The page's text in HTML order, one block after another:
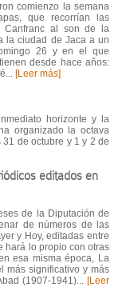
comienzo la semana
que recorrían las
Canfranc al son de la
la ciudad de Jaca a un
26 y en el que
desde hace años:
[Leer más]
horizonte y la
organizado la octava
de octubre y 1 y 2 de
editados en
de la Diputación de
de números de las
y Hoy, editadas entre
hará lo propio con otras
esa misma época, La
más significativo y más
(1907-1941)... [Leer